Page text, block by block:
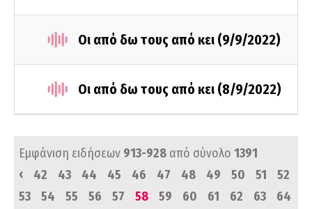
Οι από δω τους από κει (9/9/2022)
Οι από δω τους από κει (8/9/2022)
Εμφάνιση ειδήσεων 913-928 από σύνολο 1391
‹
42 43 44 45 46 47 48 49 50 51
52
53
54 55 56 57 58 59 60 61 62 63
64